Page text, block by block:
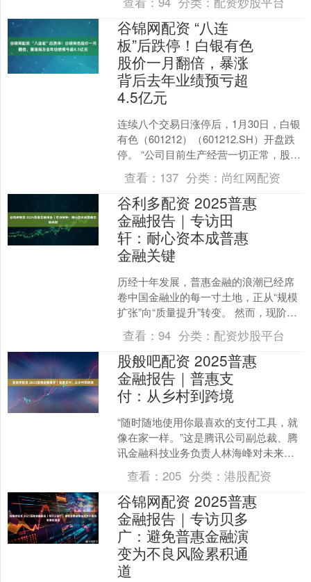
食品新零售事....
谷锦网配资 “八连
板”后跌停！白银有色
股价一月翻倍，暴涨
背后去年业绩预亏超
4.5亿元
连续八个交易日涨停后，1月30日，白银
有色（601212）（601212.SH）开盘跌
停。 “公司目前生产经营一切正常，股价
波动主要受资本市场环境及宏观经济等
多....
查看： 137 分类： 尚红网配资
谷利多配资 2025普惠
金融报告｜专访田
轩：耐心资本成普惠
金融关键
历经十年发展，普惠金融的浪潮已经席
卷中国金融业的每一寸土地，正从“规模
扩张”向“质量提升”转变。 然而，现阶段
普惠金融发展面临的种种挑战也不容忽
视。中低收入群体....
查看：94 分类： 配资炒股平台
股般吧配资 2025普惠
金融报告｜普惠支
付：从乡村到跨境
“随时随地使用你最喜欢的支付工具，就
像在家一样。”这是腾讯公司副总裁、腾
讯金融科技业务负责人林海峰对未来支
付给出的终极答案。这背后，正是支付
普惠化的体现——通过....
查看：205 分类：港股配资
谷锦网配资 2025普惠
金融报告｜专访贝多
广：避免普惠金融演
变为不良风险累积通
道